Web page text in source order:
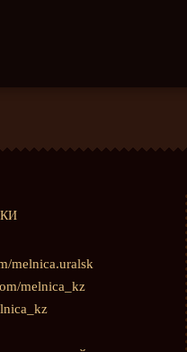
melnica.uralsk
melnica_kz